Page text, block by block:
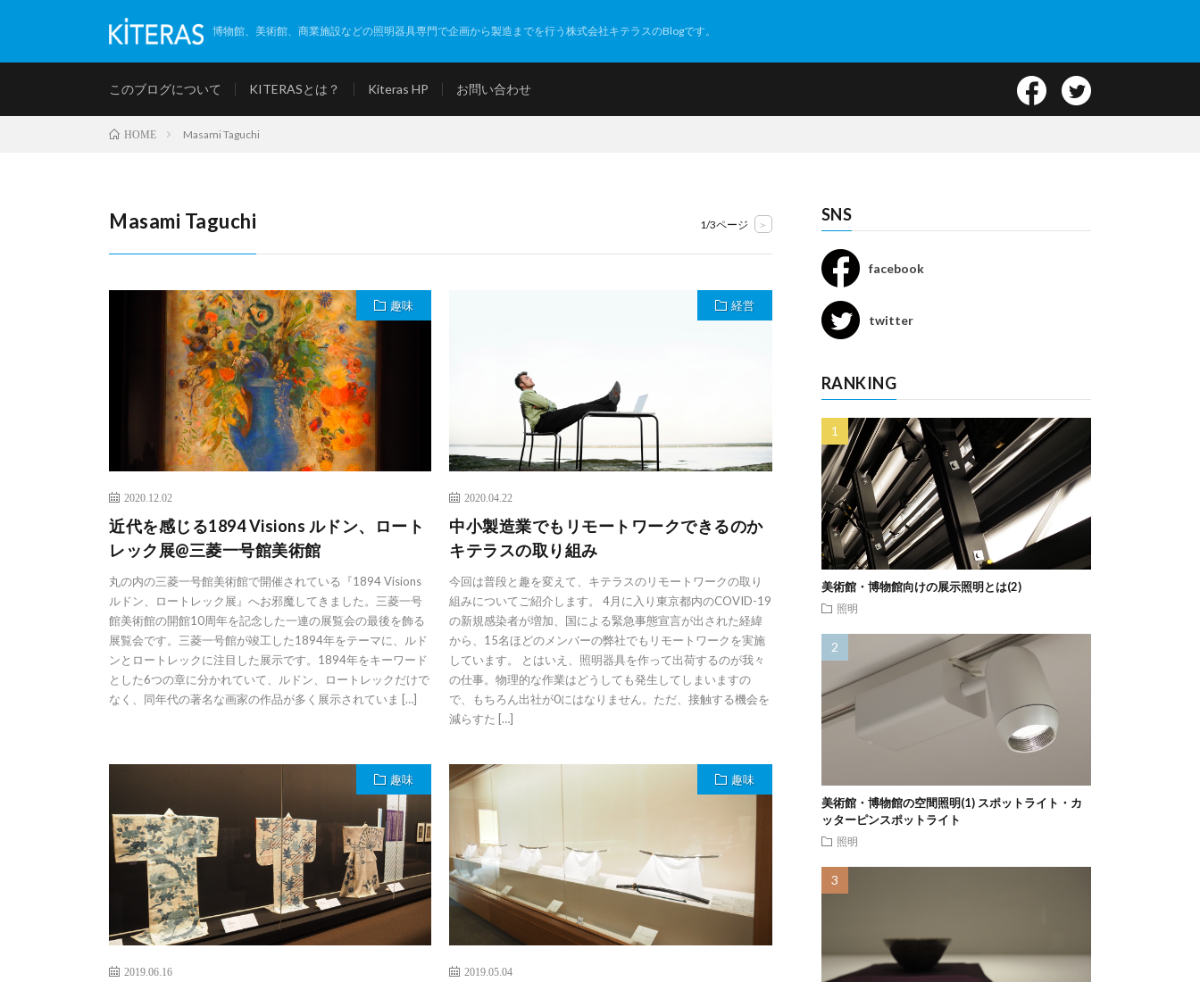
博物館、美術館、商業施設などの照明器具専門で企画から製造までを行う株式会社キテラスのBlogです。
このブログについて KITERASとは？ Kiteras HP お問い合わせ
HOME Masami Taguchi
Masami Taguchi 1/3ページ >
趣味
2020.12.02
近代を感じる1894 Visions ルドン、ロート
レック展@三菱一号館美術館
丸の内の三菱一号館美術館で開催されている『1894 Visions
ルドン、ロートレック展』へお邪魔してきました。三菱一号
館美術館の開館10周年を記念した一連の展覧会の最後を飾る
展覧会です。三菱一号館が竣工した1894年をテーマに、ルド
ンとロートレックに注目した展示です。1894年をキーワード
とした6つの章に分かれていて、ルドン、ロートレックだけで
なく、同年代の著名な画家の作品が多く展示されていま […]
経営
2020.04.22
中小製造業でもリモートワークできるのか
キテラスの取り組み
今回は普段と趣を変えて、キテラスのリモートワークの取り
組みについてご紹介します。 4月に入り東京都内のCOVID-19
の新規感染者が増加、国による緊急事態宣言が出された経緯
から、15名ほどのメンバーの弊社でもリモートワークを実施
しています。 とはいえ、照明器具を作って出荷するのが我々
の仕事。物理的な作業はどうしても発生してしまいますの
で、もちろん出社が0にはなりません。ただ、接触する機会を
減らすた […]
趣味
2019.06.16
趣味
2019.05.04
SNS
facebook
twitter
RANKING
美術館・博物館向けの展示照明とは(2)
照明
美術館・博物館の空間照明(1) スポットライト・カ
ッターピンスポットライト
照明